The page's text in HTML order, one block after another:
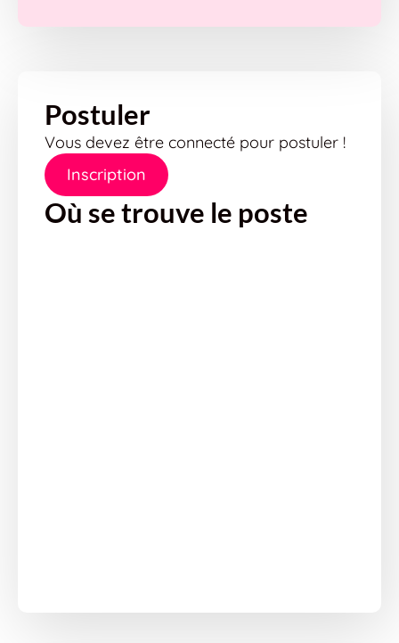
Postuler
Vous devez être connecté pour postuler !
Inscription
Où se trouve le poste